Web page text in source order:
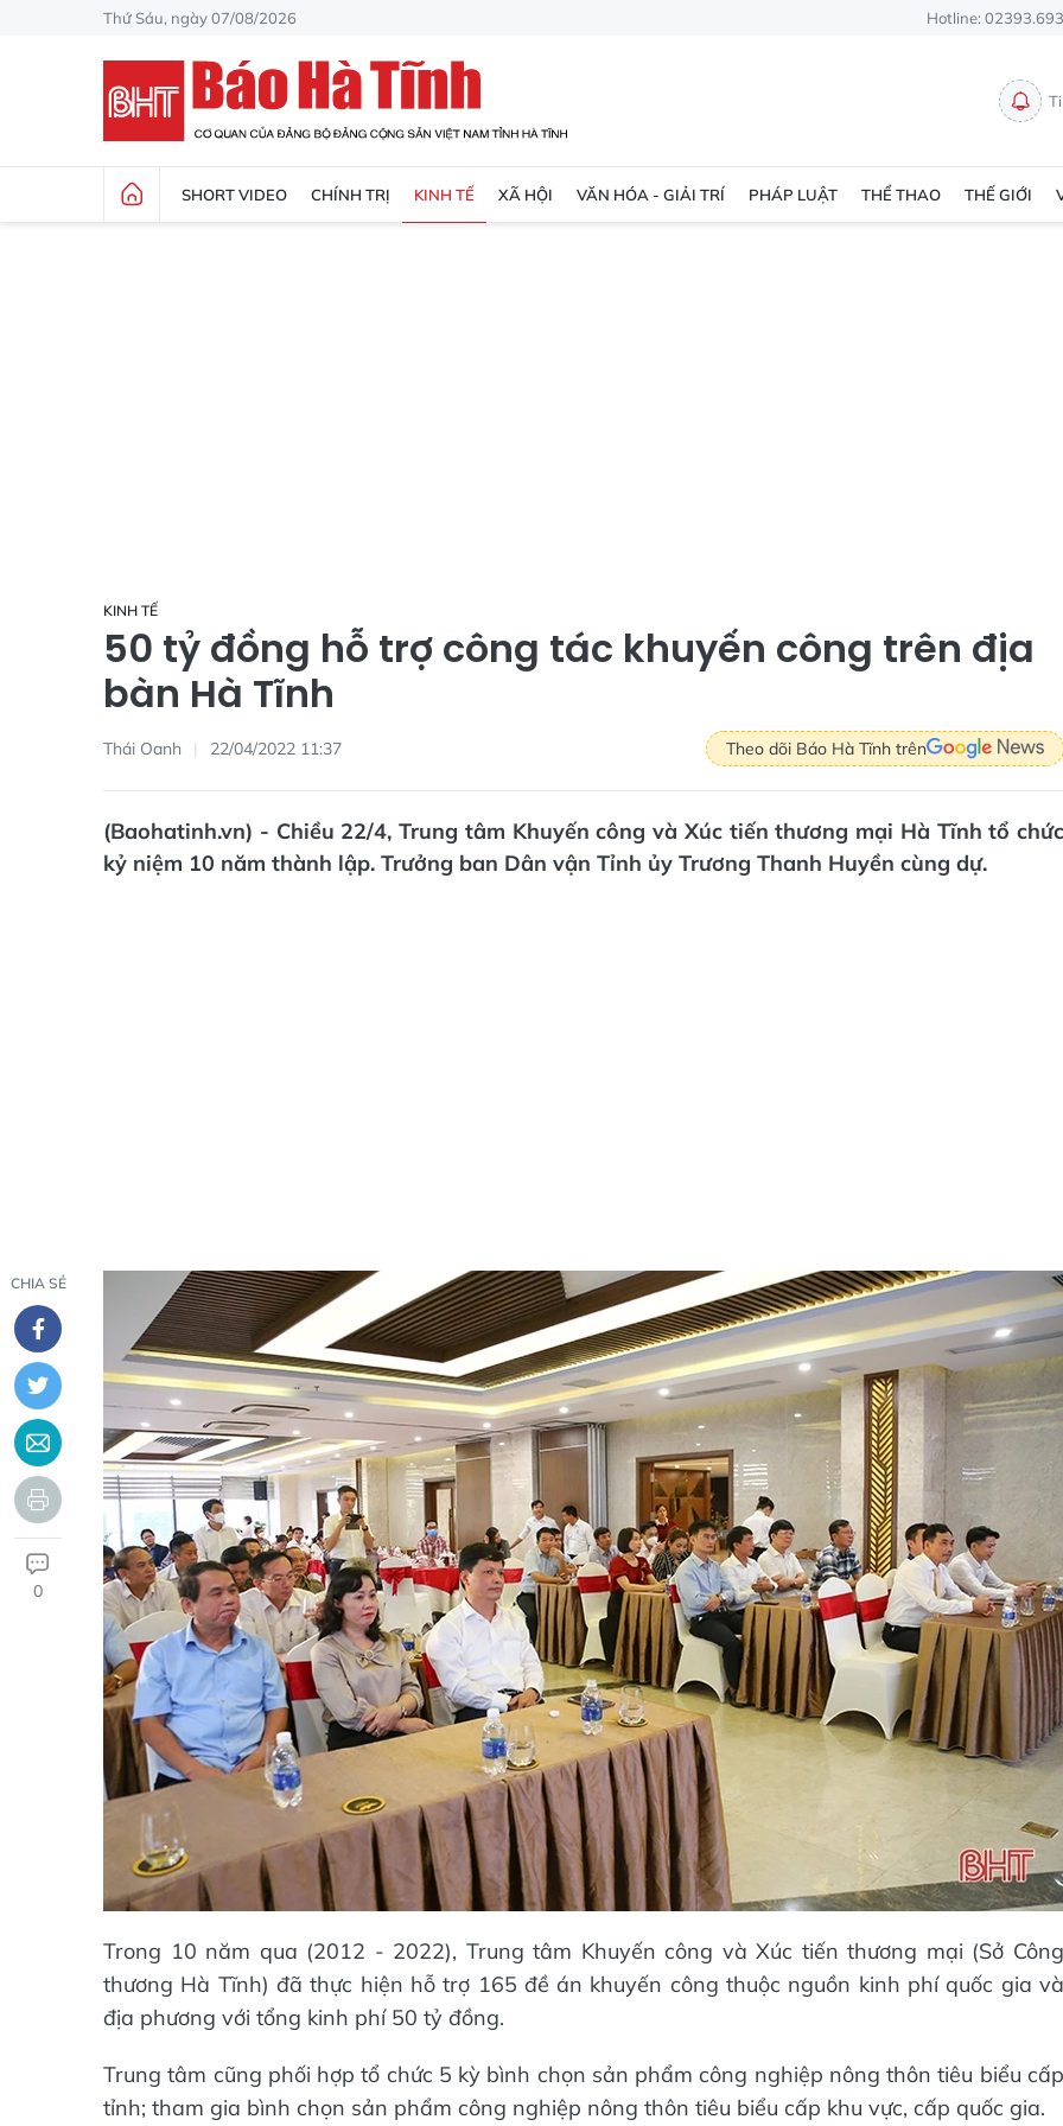
Thứ Sáu, ngày 07/08/2026 Hotline:
SHORT VIDEO CHÍNH TRỊ KINH TẾ XÃ HỘI VĂN HÓA - GIẢI TRÍ PHÁP LUẬT THỂ THAO THẾ GIỚI
KINH TẾ
50 tỷ đồng hỗ trợ công tác khuyến công trên địa
bàn Hà Tĩnh
Thái Oanh 22/04/2022 11:37 Theo dõi Báo Hà Tĩnh trên
(Baohatinh.vn) - Chiều 22/4, Trung tâm Khuyến công và Xúc tiến thương mại Hà Tĩnh tổ chức
kỷ niệm 10 năm thành lập. Trưởng ban Dân vận Tỉnh ủy Trương Thanh Huyền cùng dự.
CHIA SẺ
0
Trong 10 năm qua (2012 - 2022), Trung tâm Khuyến công và Xúc tiến thương mại (Sở Công
thương Hà Tĩnh) đã thực hiện hỗ trợ 165 đề án khuyến công thuộc nguồn kinh phí quốc gia và
địa phương với tổng kinh phí 50 tỷ đồng.
Trung tâm cũng phối hợp tổ chức 5 kỳ bình chọn sản phẩm công nghiệp nông thôn tiêu biểu cấp
tỉnh; tham gia bình chọn sản phẩm công nghiệp nông thôn tiêu biểu cấp khu vực, cấp quốc gia.